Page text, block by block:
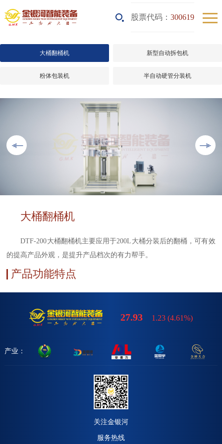
股票代码：300619
大桶翻桶机 新型自动拆包机
粉体包装机 半自动硬管分装机
大桶翻桶机
DTF-200大桶翻桶机主要应用于200L 大桶分装后的翻桶，可有效
的提高产品外观，是提升产品档次的有力帮手。
产品功能特点
27.93 1.23(4.61%)
产业：
关注金银河
服务热线